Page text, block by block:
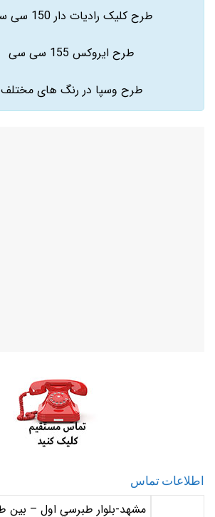
طرح کلیک رادیات دار 150 سی سی
طرح ایروکس 155 سی سی
طرح وسپا در رنگ های مختلف
اطلاعات تماس
مشهد-